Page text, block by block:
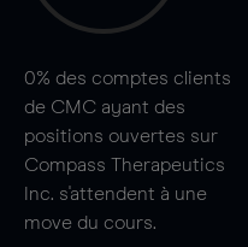
0% des comptes clients
de CMC ayant des
positions ouvertes sur
Compass Therapeutics
Inc. s'attendent à une
move du cours.